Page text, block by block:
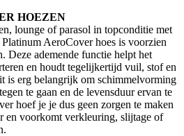
HOEZEN
lounge of parasol in topconditie met
AeroCover hoes is voorzien
Deze ademende functie helpt het
en houdt tegelijkertijd vuil, stof en
is erg belangrijk om schimmelvorming
te gaan en de levensduur ervan te
hoef je je dus geen zorgen te maken
en voorkomt verkleuring, slijtage of